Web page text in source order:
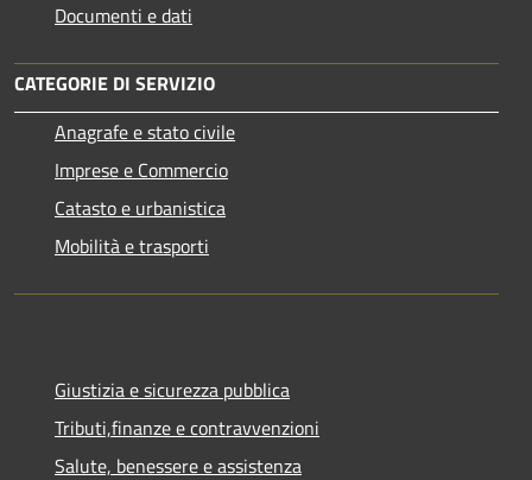
Documenti e dati
CATEGORIE DI SERVIZIO
Anagrafe e stato civile
Imprese e Commercio
Catasto e urbanistica
Mobilità e trasporti
Giustizia e sicurezza pubblica
Tributi,finanze e contravvenzioni
Salute, benessere e assistenza